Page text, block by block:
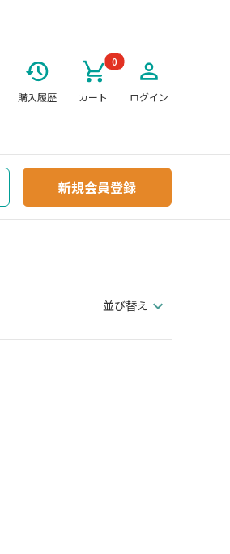
購入履歴 カート
0
ログイン
新規会員登録
並び替え